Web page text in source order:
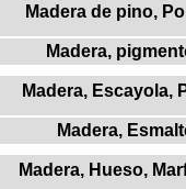
Madera de pino,
Madera,
Madera, Escayola,
Madera,
Madera, Hueso,